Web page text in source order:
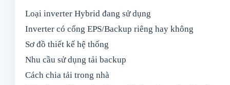
Loại inverter Hybrid đang sử dụng
Inverter có cổng EPS/Backup riêng hay không
Sơ đồ thiết kế hệ thống
Nhu cầu sử dụng tải backup
Cách chia tải trong nhà